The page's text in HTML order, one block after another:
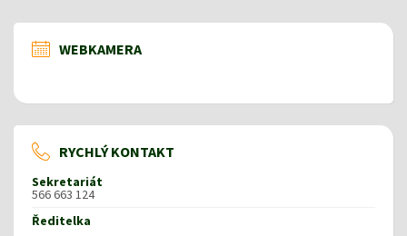
WEBKAMERA
RYCHLÝ KONTAKT
Sekretariát
566 663 124
Ředitelka